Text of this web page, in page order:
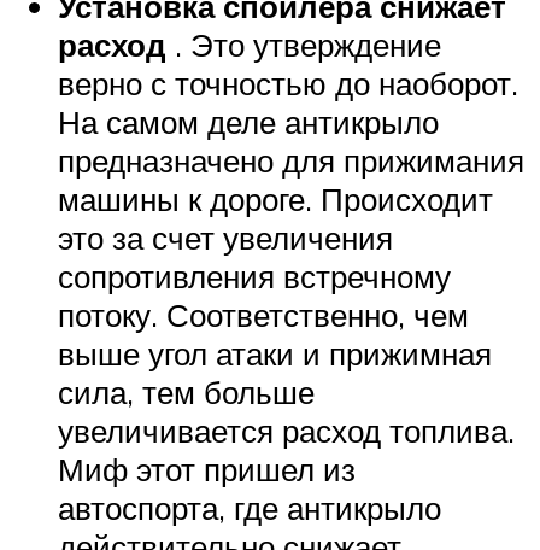
расход . Это утверждение
верно с точностью до наоборот.
На самом деле антикрыло
предназначено для прижимания
машины к дороге. Происходит
это за счет увеличения
сопротивления встречному
потоку. Соответственно, чем
выше угол атаки и прижимная
сила, тем больше
увеличивается расход топлива.
Миф этот пришел из
автоспорта, где антикрыло